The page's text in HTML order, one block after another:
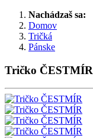
Nachádzaš sa:
Domov
Tričká
Pánske
Tričko ČESTMÍR